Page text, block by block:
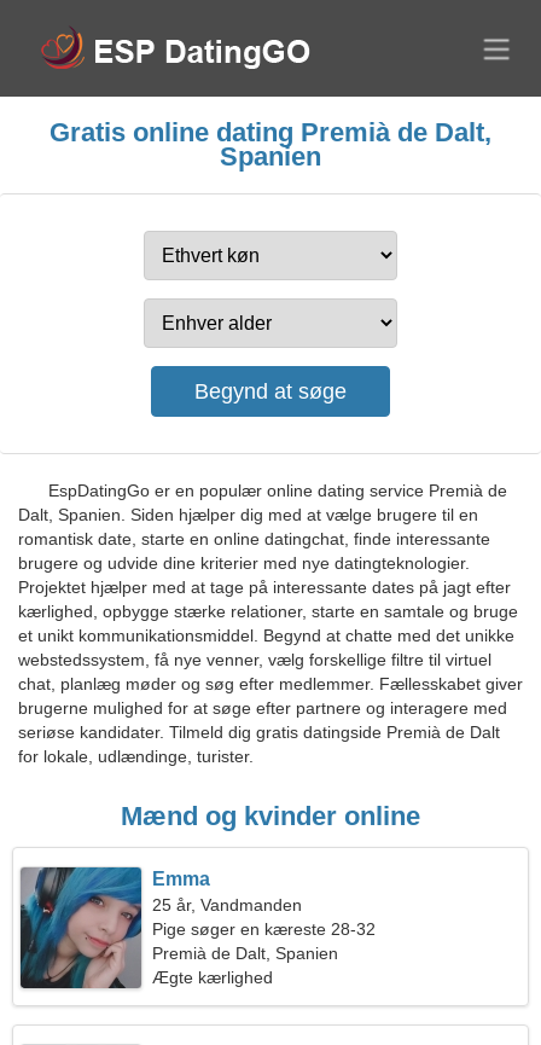
Gratis online dating Premià de Dalt,
Spanien
EspDatingGo er en populær online dating service Premià de
Dalt, Spanien. Siden hjælper dig med at vælge brugere til en
romantisk date, starte en online datingchat, finde interessante
brugere og udvide dine kriterier med nye datingteknologier.
Projektet hjælper med at tage på interessante dates på jagt efter
kærlighed, opbygge stærke relationer, starte en samtale og bruge
et unikt kommunikationsmiddel. Begynd at chatte med det unikke
webstedssystem, få nye venner, vælg forskellige filtre til virtuel
chat, planlæg møder og søg efter medlemmer. Fællesskabet giver
brugerne mulighed for at søge efter partnere og interagere med
seriøse kandidater. Tilmeld dig gratis datingside Premià de Dalt
for lokale, udlændinge, turister.
Mænd og kvinder online
Emma
25 år, Vandmanden
Pige søger en kæreste 28-32
Premià de Dalt, Spanien
Ægte kærlighed